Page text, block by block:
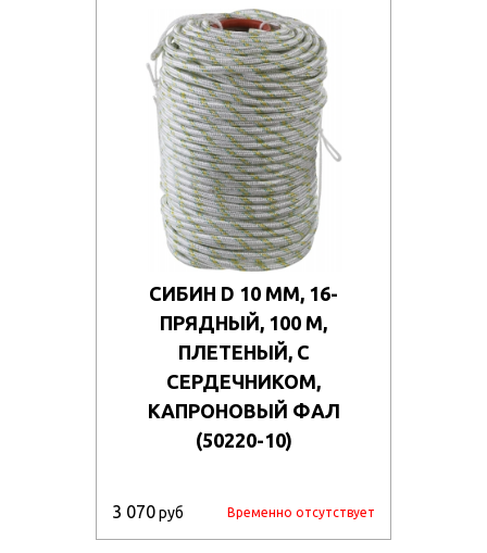
СИБИН D 10 ММ, 16-
ПРЯДНЫЙ, 100 М,
ПЛЕТЕНЫЙ, С
СЕРДЕЧНИКОМ,
КАПРОНОВЫЙ ФАЛ
(50220-10)
3 070руб Временно отсутствует